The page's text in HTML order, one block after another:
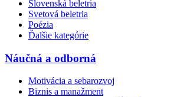
Slovenská beletria
Svetová beletria
Poézia
Ďalšie kategórie
Náučná a odborná
Motivácia a sebarozvoj
Biznis a manažment